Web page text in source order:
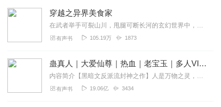
现的玲离尽致。 非常推荐的休闲剧
2021-05-17 18
我现在都没有搞明白，是姓顾还是姓步
2021-02-13 15
穿越之异界美食家
在武者举手可裂山川，甩腿可断长河的玄幻世界中，存在着这样一家小餐馆。小餐馆不大，但却是无数顶尖强者趋之若鹜之地。在那儿你可以品尝到用凤凰蛋和龙血米炒成的...
有声书 105.19万 1873
蛊真人｜大爱仙尊｜热血｜老宝玉｜多人VIP免费有声剧
内容简介【黑暗文反派流封神之作】人是万物之灵，蛊是天地真精。一个穿越者不断重生的故事。一个养蛊、炼蛊、用蛊的奇特世界。配音组（男角色）老宝玉旁白...
有声书 19.06亿 3434